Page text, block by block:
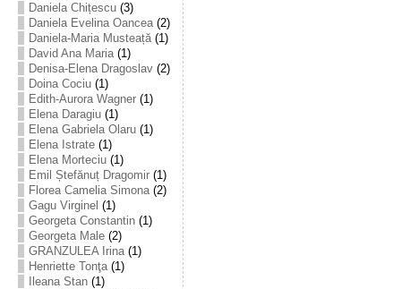
Daniela Chițescu(3)
Daniela Evelina Oancea(2)
Daniela-Maria Musteață(1)
David Ana Maria(1)
Denisa-Elena Dragoslav(2)
Doina Cociu(1)
Edith-Aurora Wagner(1)
Elena Daragiu(1)
Elena Gabriela Olaru(1)
Elena Istrate(1)
Elena Morteciu(1)
Emil Ștefănuț Dragomir(1)
Florea Camelia Simona(2)
Gagu Virginel (1)
Georgeta Constantin(1)
Georgeta Male(2)
GRANZULEA Irina(1)
Henriette Tonţa(1)
Ileana Stan(1)